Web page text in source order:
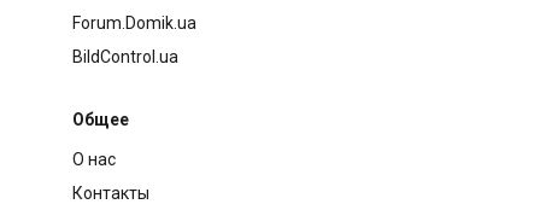
Forum.Domik.ua
BildControl.ua
Общее
О нас
Контакты